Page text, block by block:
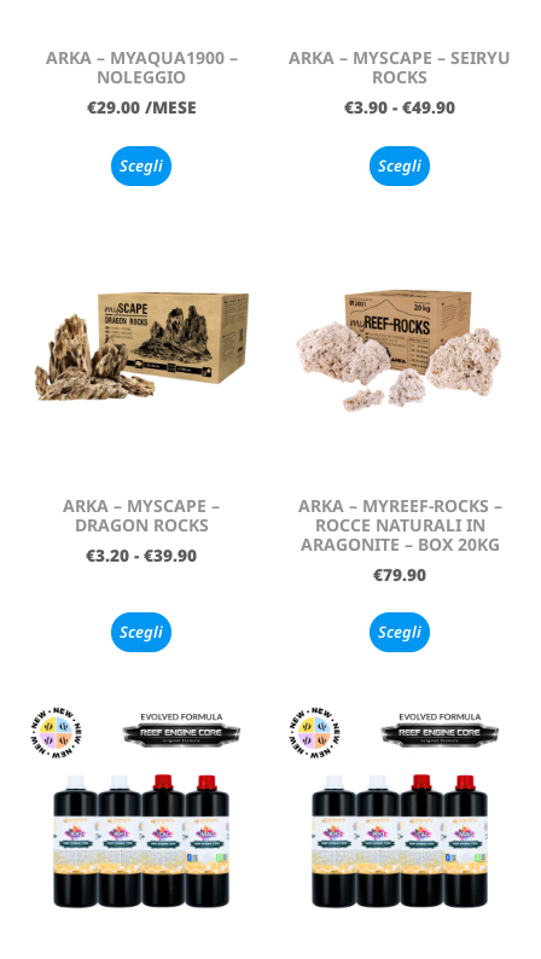
ARKA – MYAQUA1900 –
NOLEGGIO
€29.00 /MESE
Scegli
ARKA – MYSCAPE – SEIRYU
ROCKS
€3.90 - €49.90
Scegli
ARKA – MYSCAPE –
DRAGON ROCKS
€3.20 - €39.90
Scegli
ARKA – MYREEF-ROCKS –
ROCCE NATURALI IN
ARAGONITE – BOX 20KG
€79.90
Scegli